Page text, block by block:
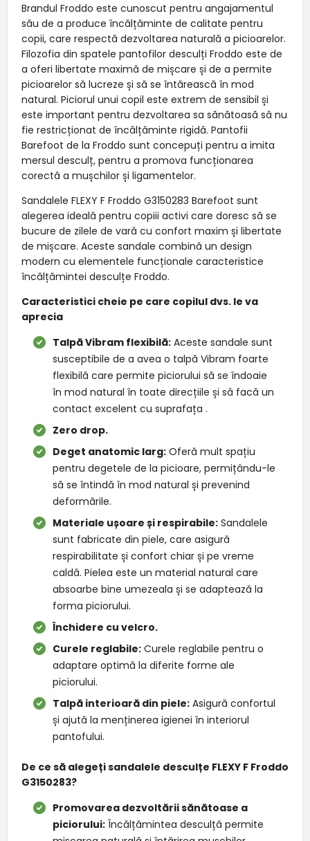
Brandul Froddo este cunoscut pentru angajamentul
său de a produce încălțăminte de calitate pentru
copii, care respectă dezvoltarea naturală a picioarelor.
Filozofia din spatele pantofilor desculți Froddo este de
a oferi libertate maximă de mișcare și de a permite
picioarelor să lucreze și să se întărească în mod
natural. Piciorul unui copil este extrem de sensibil și
este important pentru dezvoltarea sa sănătoasă să nu
fie restricționat de încălțăminte rigidă. Pantofii
Barefoot de la Froddo sunt concepuți pentru a imita
mersul desculț, pentru a promova funcționarea
corectă a mușchilor și ligamentelor.
Sandalele FLEXY F Froddo G3150283 Barefoot sunt
alegerea ideală pentru copiii activi care doresc să se
bucure de zilele de vară cu confort maxim și libertate
de mișcare. Aceste sandale combină un design
modern cu elementele funcționale caracteristice
încălțămintei desculțe Froddo.
Caracteristici cheie pe care copilul dvs. le va
aprecia
Talpă Vibram flexibilă: Aceste sandale sunt
susceptibile de a avea o talpă Vibram foarte
flexibilă care permite piciorului să se îndoaie
în mod natural în toate direcțiile și să facă un
contact excelent cu suprafața .
Zero drop.
Deget anatomic larg: Oferă mult spațiu
pentru degetele de la picioare, permițându-le
să se întindă în mod natural și prevenind
deformările.
Materiale ușoare și respirabile: Sandalele
sunt fabricate din piele, care asigură
respirabilitate și confort chiar și pe vreme
caldă. Pielea este un material natural care
absoarbe bine umezeala și se adaptează la
forma piciorului.
Închidere cu velcro.
Curele reglabile: Curele reglabile pentru o
adaptare optimă la diferite forme ale
piciorului.
Talpă interioară din piele: Asigură confortul
și ajută la menținerea igienei în interiorul
pantofului.
De ce să alegeți sandalele desculțe FLEXY F Froddo
G3150283?
Promovarea dezvoltării sănătoase a
piciorului: Încălțămintea desculță permite